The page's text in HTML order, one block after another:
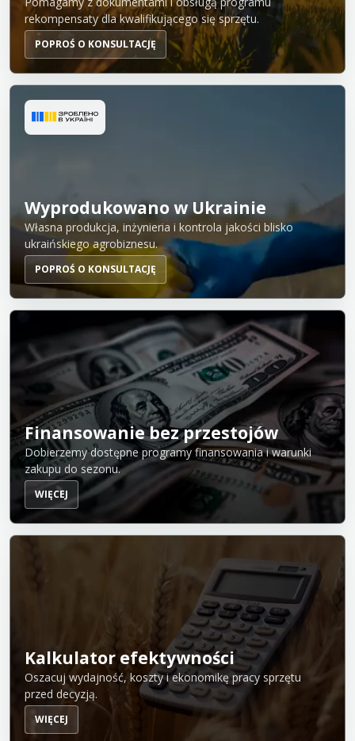
rekompensaty dla kwalifikującego się sprzętu.
POPROŚ O KONSULTACJĘ
Wyprodukowano w Ukrainie
Własna produkcja, inżynieria i kontrola jakości blisko
ukraińskiego agrobiznesu.
POPROŚ O KONSULTACJĘ
Finansowanie bez przestojów
Dobierzemy dostępne programy finansowania i warunki
zakupu do sezonu.
WIĘCEJ
Kalkulator efektywności
Oszacuj wydajność, koszty i ekonomikę pracy sprzętu
przed decyzją.
WIĘCEJ